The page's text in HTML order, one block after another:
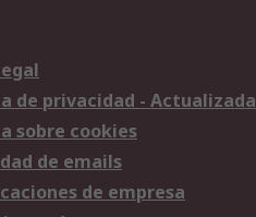
de privacidad - Actualizada
sobre cookies
de emails
de empresa